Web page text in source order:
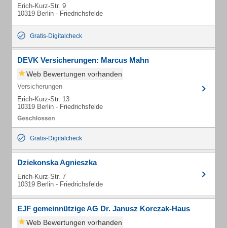
Erich-Kurz-Str. 9
10319 Berlin - Friedrichsfelde
Gratis-Digitalcheck
DEVK Versicherungen: Marcus Mahn
Web Bewertungen vorhanden
Versicherungen
Erich-Kurz-Str. 13
10319 Berlin - Friedrichsfelde
Gratis-Digitalcheck
Dziekonska Agnieszka
Erich-Kurz-Str. 7
10319 Berlin - Friedrichsfelde
EJF gemeinnützige AG Dr. Janusz Korczak-Haus
Web Bewertungen vorhanden